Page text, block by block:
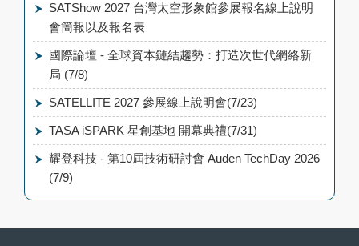
SATShow 2027 台灣太空形象館參展報名線上說明
會簡報以及報名表
國際論壇 - 全球資本鏈結趨勢：打造次世代網絡新
局 (7/8)
SATELLITE 2027 參展線上說明會(7/23)
TASA iSPARK 星創基地 開幕典禮(7/31)
耀登科技 - 第10屆技術研討會 Auden TechDay 2026
(7/9)